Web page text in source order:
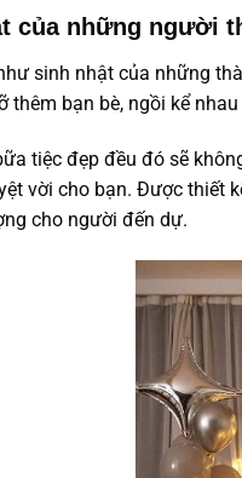
của những người
sinh nhật của những
thêm bạn bè, ngồi kể
tiệc đẹp đều đó sẽ
vời cho bạn. Được thiết
cho người đến dự.